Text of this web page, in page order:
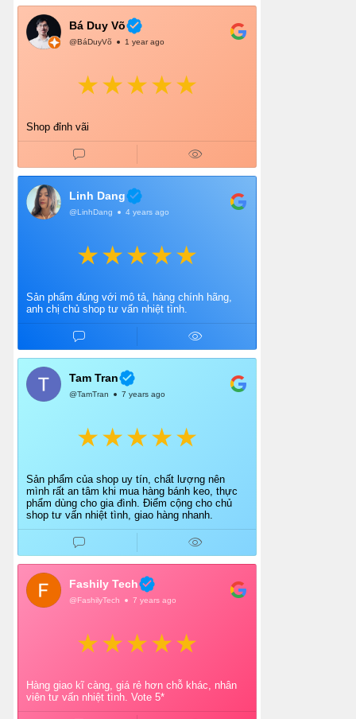
Bá Duy Võ
@BáDuyVõ 1 year ago
Shop đỉnh vãi
Linh Dang
@LinhDang 4 years ago
Sản phẩm đúng với mô tả, hàng chính hãng,
anh chị chủ shop tư vấn nhiệt tình.
Tam Tran
@TamTran 7 years ago
Sản phẩm của shop uy tín, chất lượng nên
mình rất an tâm khi mua hàng bánh keo, thực
phẩm dùng cho gia đình. Điểm cộng cho chủ
shop tư vấn nhiệt tình, giao hàng nhanh.
Fashily Tech
@FashilyTech 7 years ago
Hàng giao kĩ càng, giá rẻ hơn chỗ khác, nhân
viên tư vấn nhiệt tình. Vote 5*